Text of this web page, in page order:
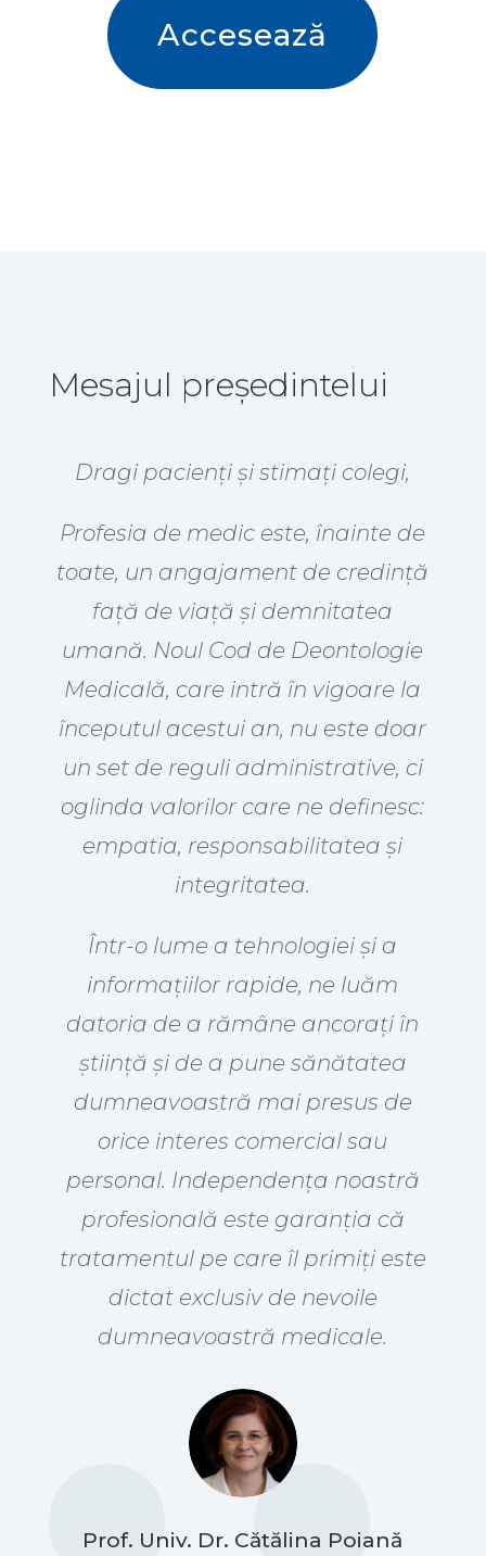
Accesează
Mesajul președintelui
Dragi pacienți și stimați colegi,
Profesia de medic este, înainte de
toate, un angajament de credință
față de viață și demnitatea
umană. Noul Cod de Deontologie
Medicală, care intră în vigoare la
începutul acestui an, nu este doar
un set de reguli administrative, ci
oglinda valorilor care ne definesc:
empatia, responsabilitatea și
integritatea.
Într-o lume a tehnologiei și a
informațiilor rapide, ne luăm
datoria de a rămâne ancorați în
știință și de a pune sănătatea
dumneavoastră mai presus de
orice interes comercial sau
personal. Independența noastră
profesională este garanția că
tratamentul pe care îl primiți este
dictat exclusiv de nevoile
dumneavoastră medicale.
Prof. Univ. Dr. Cătălina Poiană